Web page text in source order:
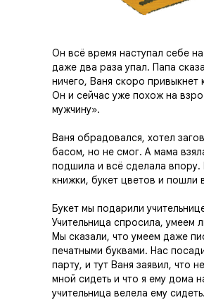
Он всё время наступал себе
даже два раза упал. Папа
ничего, Ваня скоро привыкнет
Он и сейчас уже похож на
мужчину».
Ваня обрадовался, хотел
басом, но не смог. А мама
подшила и всё сделала впору.
книжки, букет цветов и пошли
Букет мы подарили
Учительница спросила, умеем
Мы сказали, что умеем даже
печатными буквами. Нас
парту, и тут Ваня заявил, что
мной сидеть и что я ему дома
учительница велела ему сидеть.